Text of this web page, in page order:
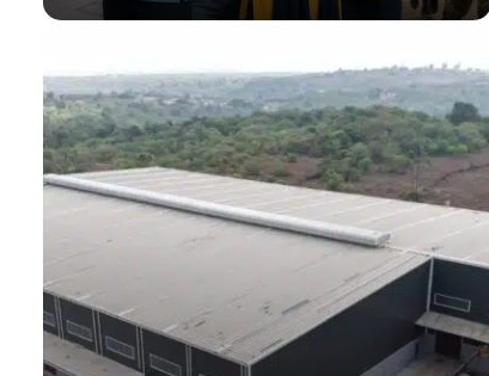
वसाहतीत
एनडीआर
इन्व्हिटचे
नवे
गोदाम